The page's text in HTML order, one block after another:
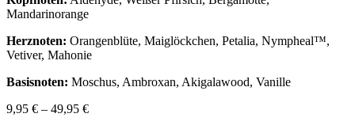
Mandarinorange
Herznoten: Orangenblüte, Maiglöckchen, Petalia, Nympheal™,
Vetiver, Mahonie
Basisnoten: Moschus, Ambroxan, Akigalawood, Vanille
9,95 € – 49,95 €